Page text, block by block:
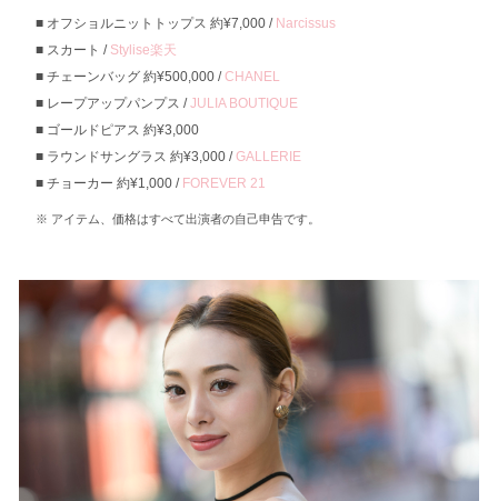
オフショルニットトップス 約¥7,000 / Narcissus
スカート / Stylise楽天
チェーンバッグ 約¥500,000 /CHANEL
レープアップパンプス /JULIA BOUTIQUE
ゴールドピアス 約¥3,000
ラウンドサングラス 約¥3,000 /GALLERIE
チョーカー 約¥1,000 / FOREVER 21
アイテム、価格はすべて出演者の自己申告です。